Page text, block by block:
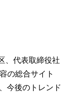
、代表取締役社
の総合サイト
今後のトレンド